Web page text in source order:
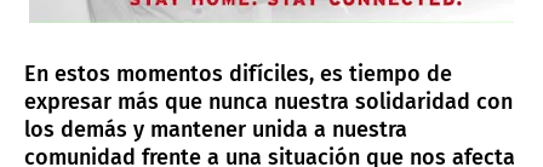
En estos momentos difíciles, es tiempo de
expresar más que nunca nuestra solidaridad con
los demás y mantener unida a nuestra
comunidad frente a una situación que nos afecta